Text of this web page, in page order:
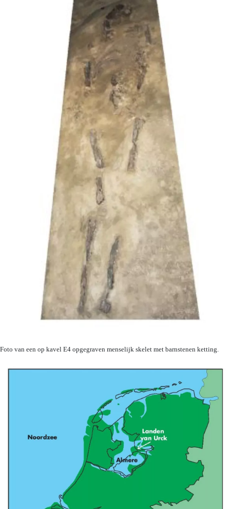
Foto van een op kavel E4 opgegraven menselijk skelet met barnstenen ketting.